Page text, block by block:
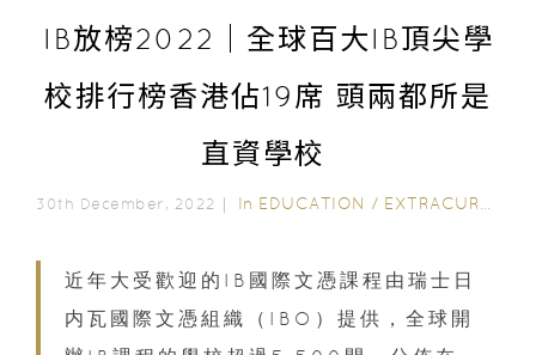
IB放榜2022｜全球百大IB頂尖學
校排行榜香港佔19席 頭兩都所是
直資學校
30th December, 2022｜ In EDUCATION / EXTRACURRICULAR ACTIVITIES
近年大受歡迎的IB國際文憑課程由瑞士日
内瓦國際文憑組織（IBO）提供，全球開